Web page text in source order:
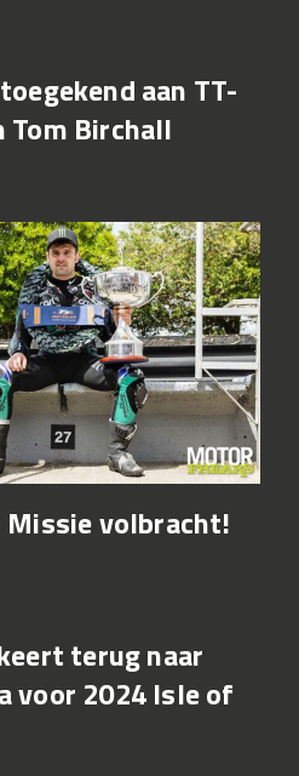
aan TT-
Tom Birchall
Missie volbracht!
terug naar
voor 2024 Isle of